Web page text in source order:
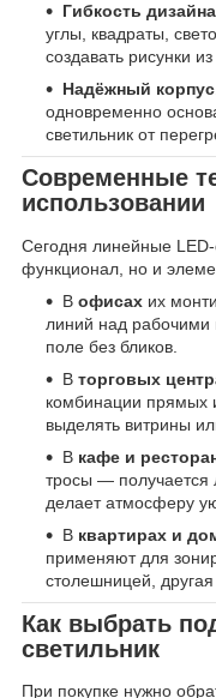
Гибкость дизайна
углы, квадраты,
создавать рисунки из
Надёжный корпус
одновременно
светильник от
Современные
использовании
Сегодня линейные
функционал, но и
В офисах их
линий над рабочими
поле без бликов.
В торговых
комбинации прямых
выделять витрины
В кафе и
тросы — получается
делает атмосферу
В квартирах и
применяют для
столешницей,
Как выбрать
светильник
При покупке нужно